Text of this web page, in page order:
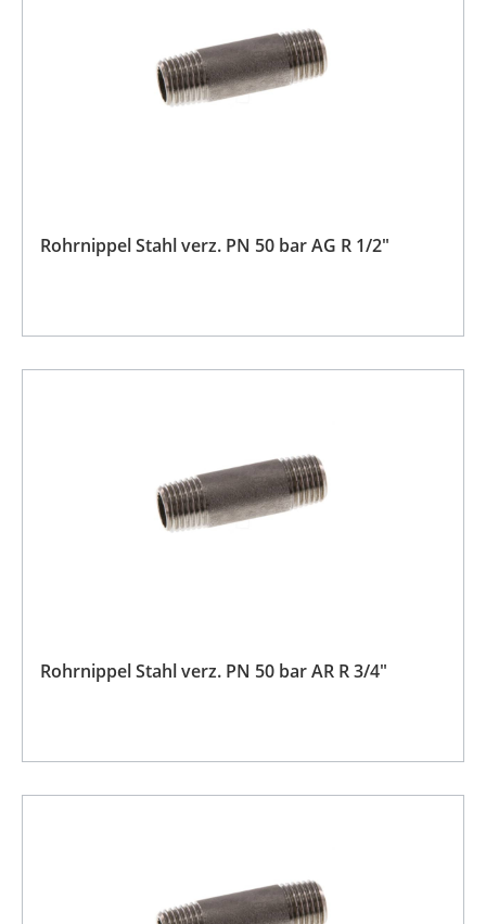
Rohrnippel Stahl verz. PN 50 bar AG R 1/2"
Rohrnippel Stahl verz. PN 50 bar AR R 3/4"